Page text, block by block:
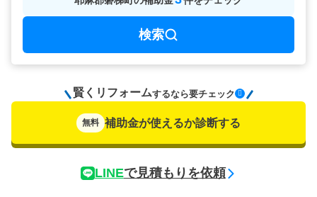
検索
賢くリフォームするなら要チェック
無料 補助金が使えるか診断する
LINEで見積もりを依頼